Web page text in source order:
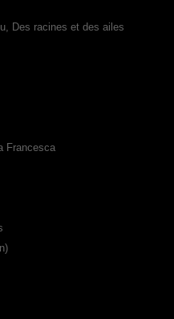
Des racines et des ailes
Francesca